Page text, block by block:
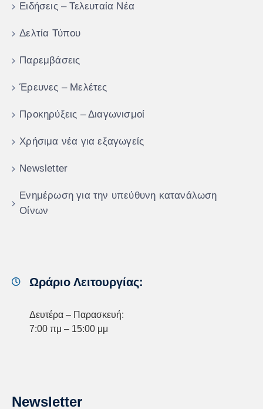
Ειδήσεις – Τελευταία Νέα
Δελτία Τύπου
Παρεμβάσεις
Έρευνες – Μελέτες
Προκηρύξεις – Διαγωνισμοί
Χρήσιμα νέα για εξαγωγείς
Newsletter
Ενημέρωση για την υπεύθυνη κατανάλωση
Οίνων
Ωράριο Λειτουργίας:
Δευτέρα – Παρασκευή:
7:00 πμ – 15:00 μμ
Newsletter